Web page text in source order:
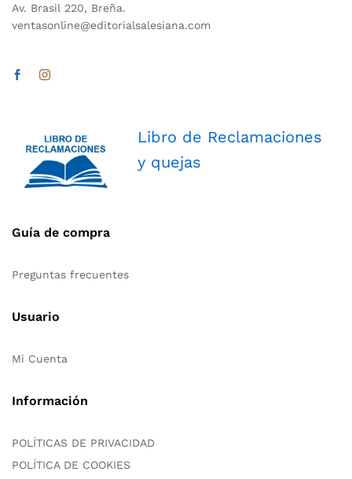
Av. Brasil 220, Breña.
ventasonline@editorialsalesiana.com
Libro de Reclamaciones
y quejas
Guía de compra
Preguntas frecuentes
Usuario
Mi Cuenta
Información
POLÍTICAS DE PRIVACIDAD
POLÍTICA DE COOKIES